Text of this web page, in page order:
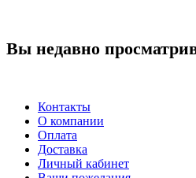
Вы недавно
Контакты
О компании
Оплата
Доставка
Личный кабинет